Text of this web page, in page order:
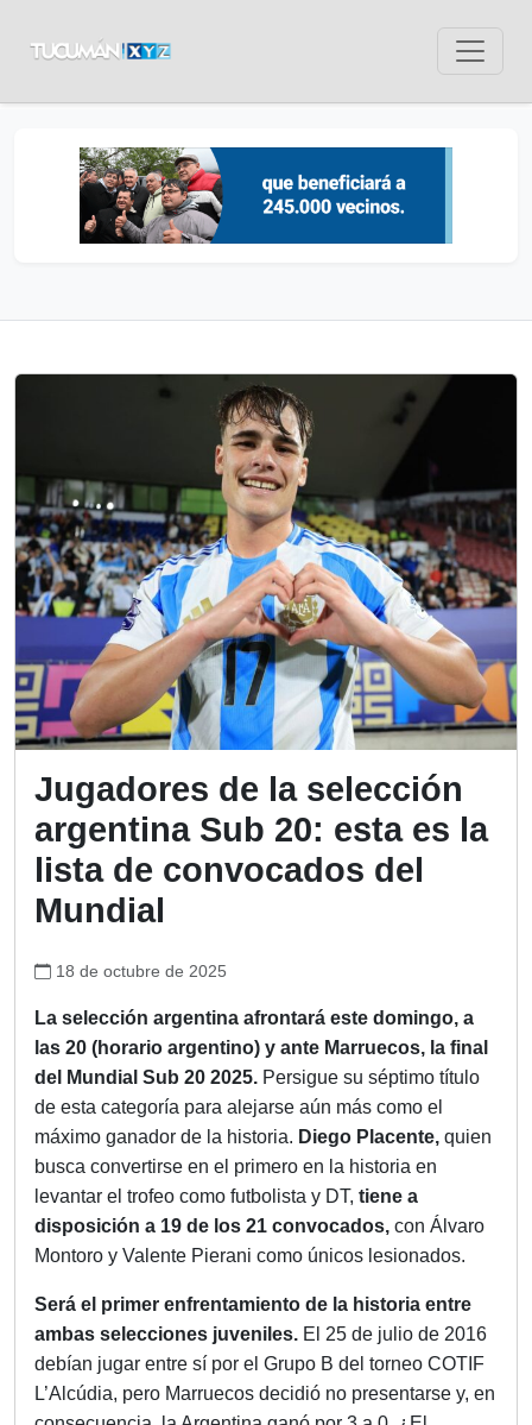
Jugadores de la selección
argentina Sub 20: esta es la
lista de convocados del
Mundial
18 de octubre de 2025
La selección argentina afrontará este domingo, a
las 20 (horario argentino) y ante Marruecos, la final
del
Mundial Sub 20 2025. Persigue su séptimo título
de esta categoría para alejarse aún más como el
máximo ganador de la historia. Diego Placente, quien
busca convertirse en el primero en la historia en
levantar el trofeo como futbolista y DT, tiene a
disposición a 19 de los 21 convocados, con Álvaro
Montoro y Valente Pierani como únicos lesionados.
Será el primer enfrentamiento de la historia entre
ambas selecciones juveniles. El 25 de julio de 2016
debían jugar entre sí por el Grupo B del torneo COTIF
L’Alcúdia, pero Marruecos decidió no presentarse y, en